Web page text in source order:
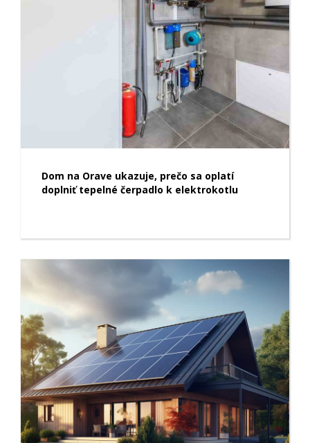
Dom na Orave ukazuje, prečo sa oplatí
doplniť tepelné čerpadlo k elektrokotlu